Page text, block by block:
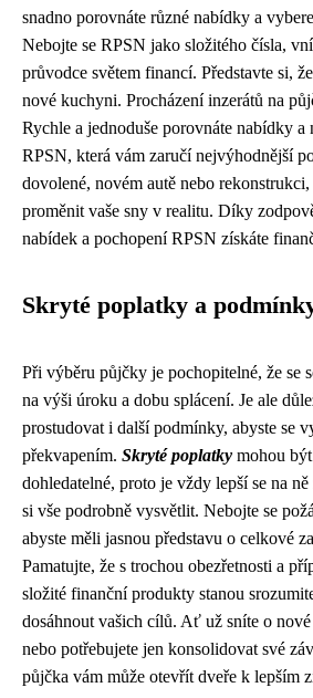
snadno porovnáte různé nabídky a
Nebojte se RPSN jako složitého čísla,
průvodce světem financí. Představte si,
nové kuchyni. Procházení inzerátů na
Rychle a jednoduše porovnáte nabídky a
RPSN, která vám zaručí nejvýhodnější
dovolené, novém autě nebo
proměnit vaše sny v realitu. Díky
nabídek a pochopení RPSN získáte
Skryté poplatky a
Při výběru půjčky je pochopitelné, že se
na výši úroku a dobu splácení. Je ale
prostudovat i další podmínky, abyste se
překvapením. Skryté poplatky mohou
dohledatelné, proto je vždy lepší se na ně
si vše podrobně vysvětlit. Nebojte se
abyste měli jasnou představu o celkové
Pamatujte, že s trochou obezřetnosti a
složité finanční produkty stanou
dosáhnout vašich cílů. Ať už sníte o
nebo potřebujete jen konsolidovat své
půjčka vám může otevřít dveře k lepším